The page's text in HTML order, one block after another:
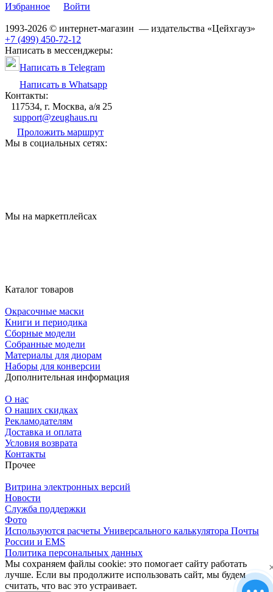
Избранное
Войти
1993-2026 © интернет-магазин — издательства «Цейхгауз»
+7 (499) 450-72-12
Написать в мессенджеры:
Написать в Telegram
Написать в Whatsapp
Контакты:
117534, г. Москва, а/я 25
support@zeughaus.ru
Проложить маршрут
Мы в социальных сетях:
Мы на маркетплейсах
Каталог товаров
Окрасочные маски
Книги и периодика
Сборные модели
Собранные модели
Материалы для диорам
Наборы для конверсии
Дополнительная информация
О нас
О наших скидках
Рекламодателям
Доставка и оплата
Условия возврата
Контакты
Прочее
Витрина электронных версий
Новости
Служба поддержки
Фото
Используются расчеты Универсального калькулятора Почты
России и EMS
Политика персональных данных
Мы сохраняем файлы cookie: это помогает сайту работать
лучше. Если вы продолжите использовать сайт, мы будем
считать, что вас это устраивает.